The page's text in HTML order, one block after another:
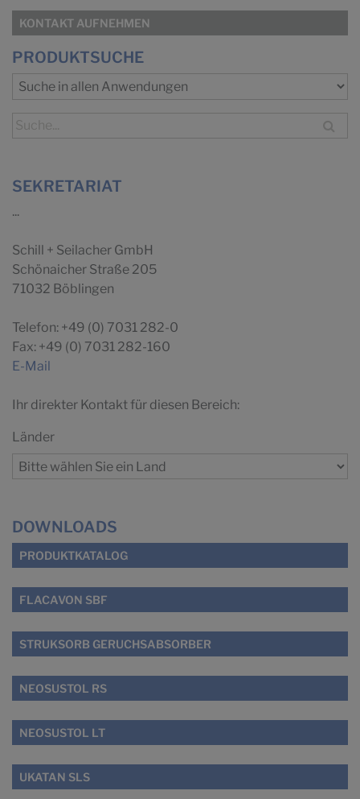
KONTAKT AUFNEHMEN
PRODUKTSUCHE
SEKRETARIAT
...
Schill + Seilacher GmbH
Schönaicher Straße 205
71032 Böblingen
Telefon: +49 (0) 7031 282-0
Fax: +49 (0) 7031 282-160
E-Mail
Ihr direkter Kontakt für diesen Bereich:
Länder
DOWNLOADS
PRODUKTKATALOG
FLACAVON SBF
STRUKSORB GERUCHSABSORBER
NEOSUSTOL RS
NEOSUSTOL LT
UKATAN SLS